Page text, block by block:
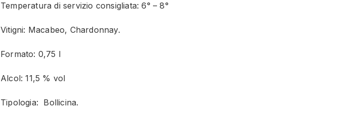
Temperatura di servizio consigliata: 6° – 8°
Vitigni: Macabeo, Chardonnay.
Formato: 0,75 l
Alcol: 11,5 % vol
Tipologia: Bollicina.